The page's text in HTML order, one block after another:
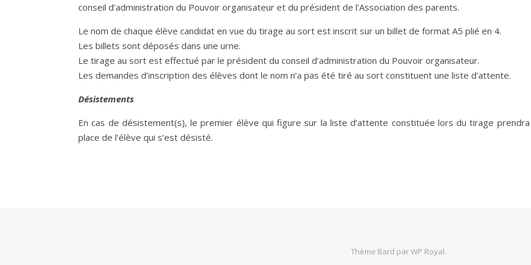
conseil d’administration du Pouvoir organisateur et du président de l’Association des parents.
Le nom de chaque élève candidat en vue du tirage au sort est inscrit sur un billet de format A5 plié en 4.
Les billets sont déposés dans une urne.
Le tirage au sort est effectué par le président du conseil d’administration du Pouvoir organisateur.
Les demandes d’inscription des élèves dont le nom n’a pas été tiré au sort constituent une liste d’attente.
Désistements
En cas de désistement(s), le premier élève qui figure sur la liste d’attente constituée lors du tirage
place de l’élève qui s’est désisté.
Thème Bard parWP Royal.